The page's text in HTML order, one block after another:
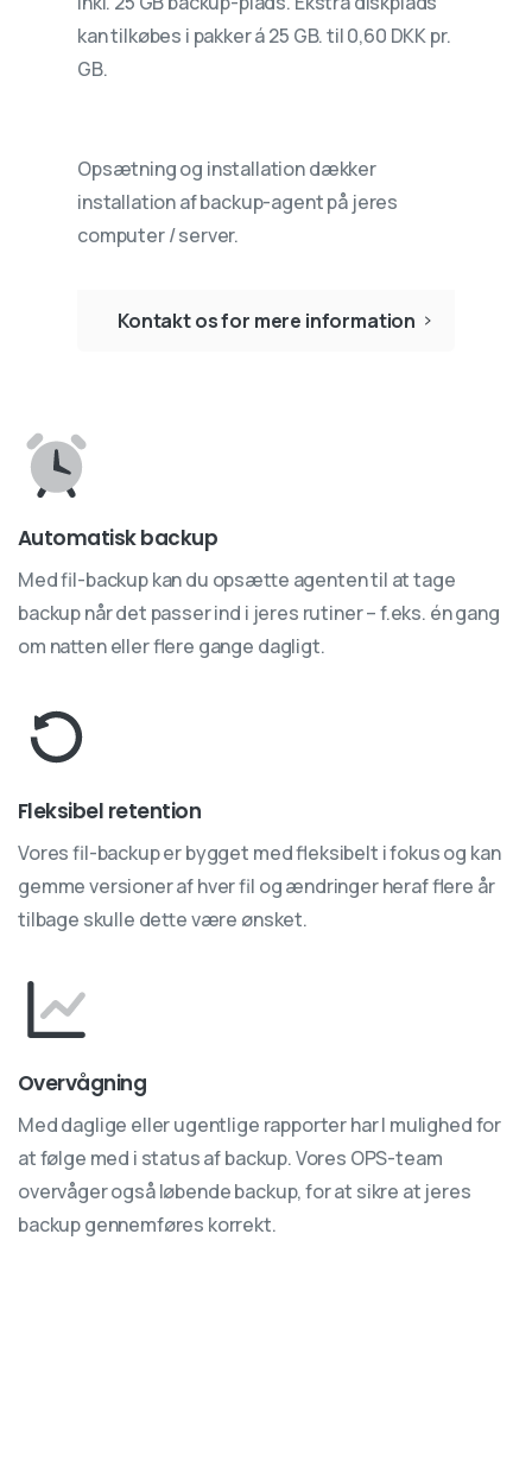
kan tilkøbes i pakker á 25 GB. til 0,60 DKK pr.
GB.
Opsætning og installation dækker
installation af backup-agent på jeres
computer / server.
Kontakt os for mere information
Automatisk backup
Med fil-backup kan du opsætte agenten til at tage
backup når det passer ind i jeres rutiner – f.eks. én gang
om natten eller flere gange dagligt.
Fleksibel retention
Vores fil-backup er bygget med fleksibelt i fokus og kan
gemme versioner af hver fil og ændringer heraf flere år
tilbage skulle dette være ønsket.
Overvågning
Med daglige eller ugentlige rapporter har I mulighed for
at følge med i status af backup. Vores OPS-team
overvåger også løbende backup, for at sikre at jeres
backup gennemføres korrekt.